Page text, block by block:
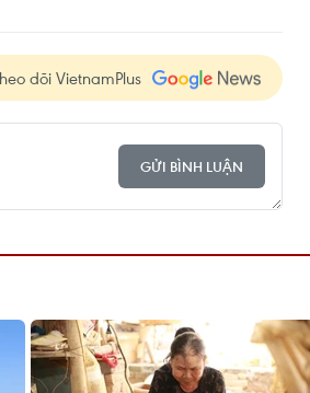
dõi VietnamPlus
GỬI BÌNH LUẬN